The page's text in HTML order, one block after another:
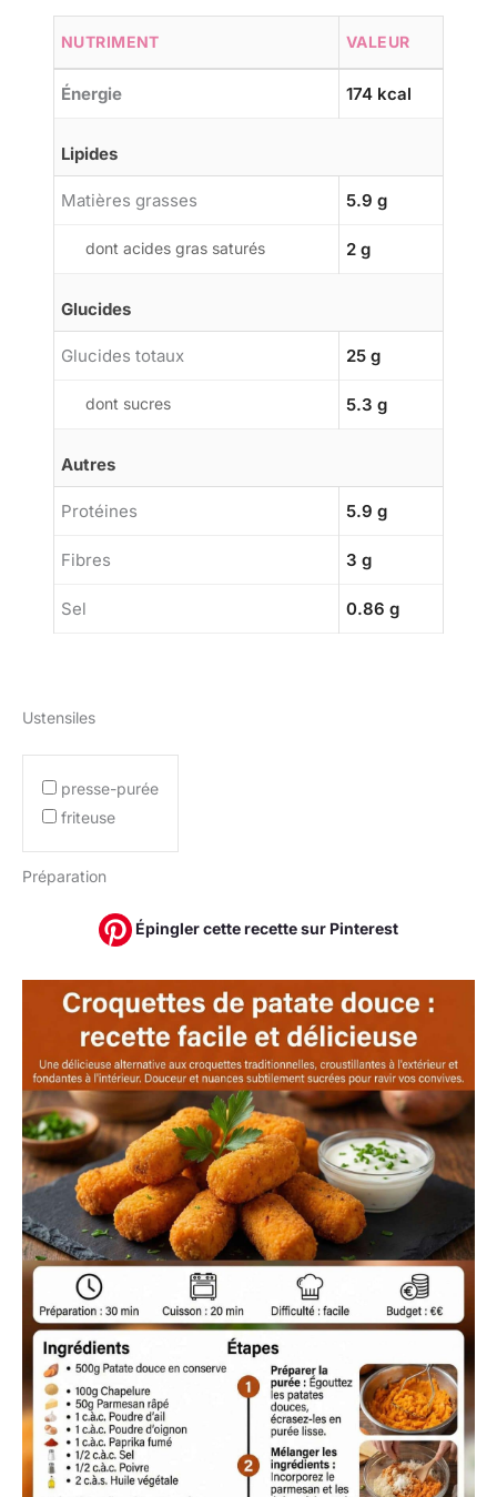
NUTRIMENT VALEUR
Énergie 174 kcal
Lipides
Matières grasses 5.9 g
dont acides gras saturés 2 g
Glucides
Glucides totaux 25 g
dont sucres 5.3 g
Autres
Protéines 5.9 g
Fibres 3 g
Sel 0.86 g
Ustensiles
presse-purée
friteuse
Préparation
Épingler cette recette sur Pinterest